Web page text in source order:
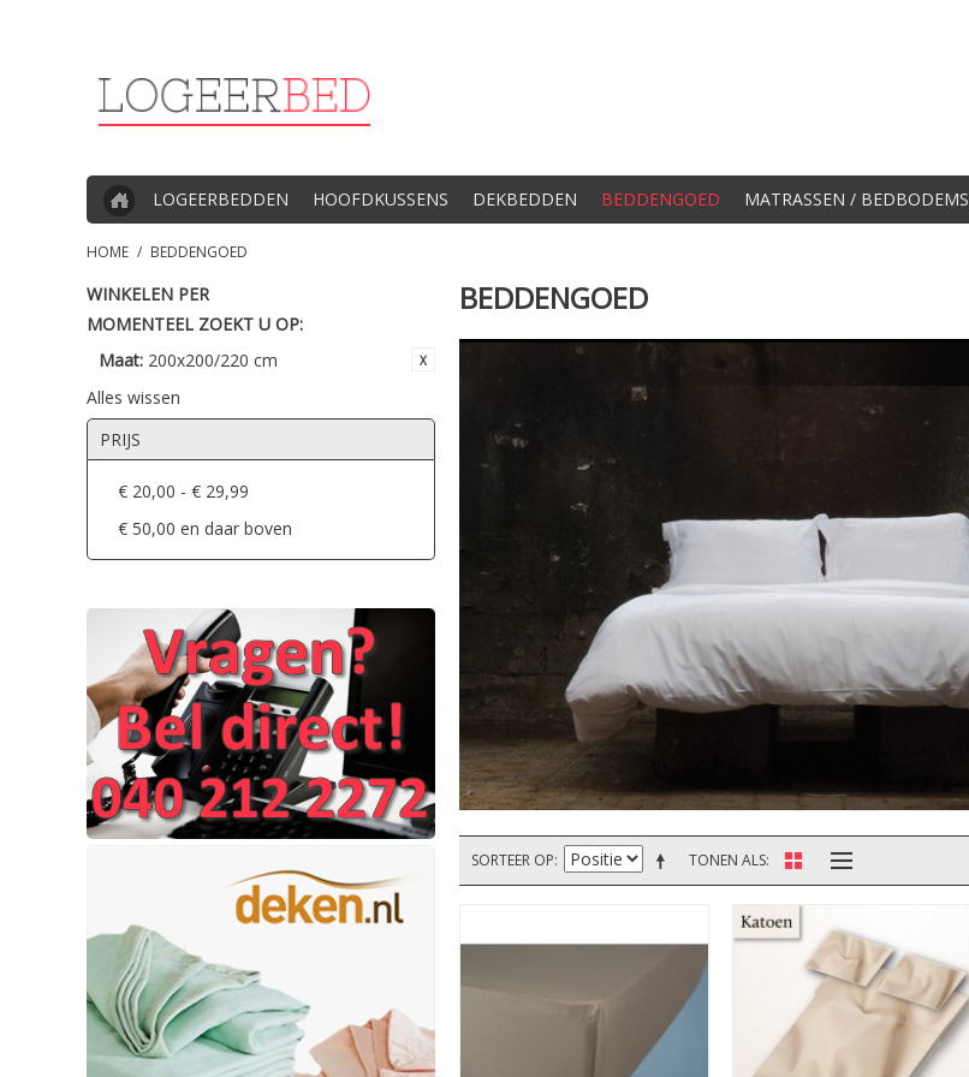
LOGEERBEDDEN HOOFDKUSSENS DEKBEDDEN BEDDENGOED MATRASSEN / BEDBODEMS
HOME / BEDDENGOED
WINKELEN PER
MOMENTEEL ZOEKT U OP:
Maat: 200x200/220 cm
Alles wissen
PRIJS
€ 20,00 - € 29,99
€ 50,00 en daar boven
BEDDENGOED
TONEN ALS
SORTEER OP